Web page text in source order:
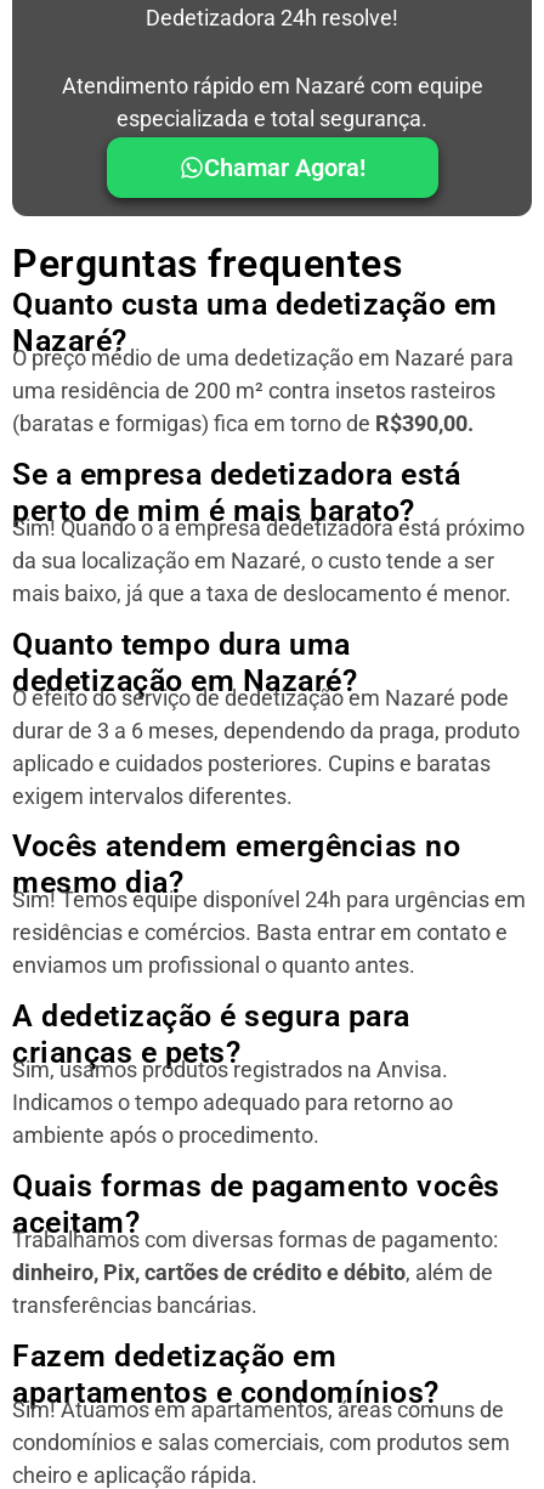
Dedetizadora 24h resolve!
Atendimento rápido em Nazaré com equipe
especializada e total segurança.
Chamar Agora!
Perguntas frequentes
Quanto custa uma dedetização em
Nazaré?
O preço médio de uma dedetização em Nazaré para
uma residência de 200 m² contra insetos rasteiros
(baratas e formigas) fica em torno de R$390,00.
Se a empresa dedetizadora está
perto de mim é mais barato?
Sim! Quando o a empresa dedetizadora está próximo
da sua localização em Nazaré, o custo tende a ser
mais baixo, já que a taxa de deslocamento é menor.
Quanto tempo dura uma
dedetização em Nazaré?
O efeito do serviço de dedetização em Nazaré pode
durar de 3 a 6 meses, dependendo da praga, produto
aplicado e cuidados posteriores. Cupins e baratas
exigem intervalos diferentes.
Vocês atendem emergências no
mesmo dia?
Sim! Temos equipe disponível 24h para urgências em
residências e comércios. Basta entrar em contato e
enviamos um profissional o quanto antes.
A dedetização é segura para
crianças e pets?
Sim, usamos produtos registrados na Anvisa.
Indicamos o tempo adequado para retorno ao
ambiente após o procedimento.
Quais formas de pagamento vocês
aceitam?
Trabalhamos com diversas formas de pagamento:
dinheiro, Pix, cartões de crédito e débito, além de
transferências bancárias.
Fazem dedetização em
apartamentos e condomínios?
Sim! Atuamos em apartamentos, áreas comuns de
condomínios e salas comerciais, com produtos sem
cheiro e aplicação rápida.